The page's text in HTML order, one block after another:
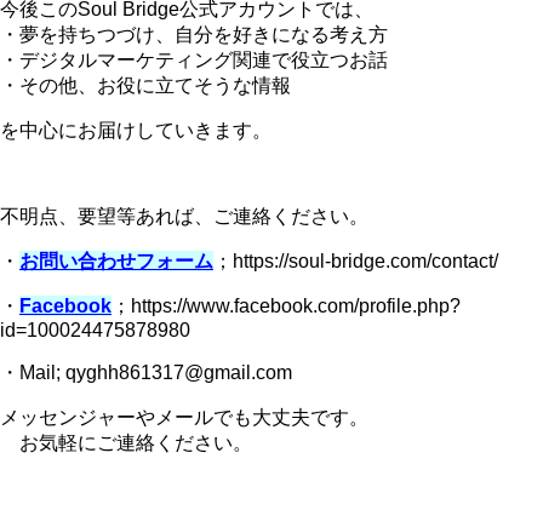
今後このSoul Bridge公式アカウントでは、
・夢を持ちつづけ、自分を好きになる考え方
・デジタルマーケティング関連で役立つお話
・その他、お役に立てそうな情報
を中心にお届けしていきます。
不明点、要望等あれば、ご連絡ください。
・ お問い合わせフォーム ；https://soul-bridge.com/contact/
・ Facebook ；https://www.facebook.com/profile.php?
id=100024475878980
・Mail; qyghh861317@gmail.com
メッセンジャーやメールでも大丈夫です。
お気軽にご連絡ください。